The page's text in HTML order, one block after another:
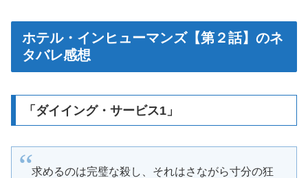
ホテル・インヒューマンズ【第２話】のネ
タバレ感想
「ダイイング・サービス1」
求めるのは完璧な殺し、それはさながら寸分の狂